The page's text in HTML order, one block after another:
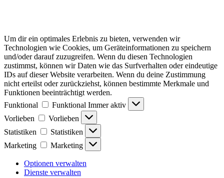
Um dir ein optimales Erlebnis zu bieten, verwenden wir
Technologien wie Cookies, um Geräteinformationen zu speichern
und/oder darauf zuzugreifen. Wenn du diesen Technologien
zustimmst, können wir Daten wie das Surfverhalten oder eindeutige
IDs auf dieser Website verarbeiten. Wenn du deine Zustimmung
nicht erteilst oder zurückziehst, können bestimmte Merkmale und
Funktionen beeinträchtigt werden.
Funktional
Funktional Immer aktiv
Vorlieben
Vorlieben
Statistiken
Statistiken
Marketing
Marketing
Optionen verwalten
Dienste verwalten